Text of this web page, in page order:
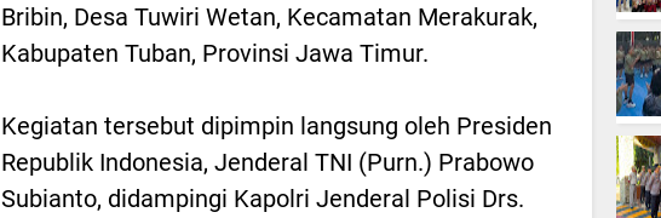
Bribin, Desa Tuwiri Wetan, Kecamatan Merakurak,
Kabupaten Tuban, Provinsi Jawa Timur.
Kegiatan tersebut dipimpin langsung oleh Presiden
Republik Indonesia, Jenderal TNI (Purn.) Prabowo
Subianto, didampingi Kapolri Jenderal Polisi Drs.